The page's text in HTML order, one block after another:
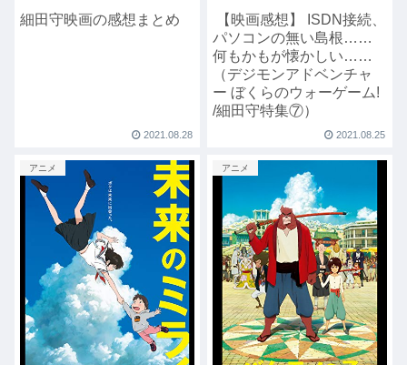
細田守映画の感想まとめ
2021.08.28
【映画感想】 ISDN接続、
パソコンの無い島根……
何もかもが懐かしい……
（デジモンアドベンチャ
ー ぼくらのウォーゲーム!
/細田守特集⑦）
2021.08.25
アニメ アニメ